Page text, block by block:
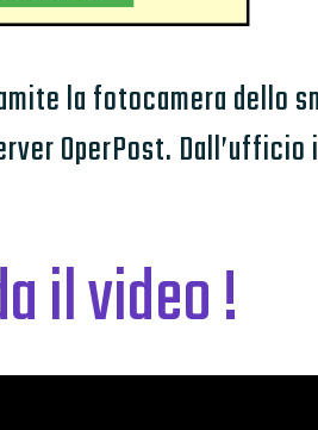
la fotocamera dello
OperPost.
il video !